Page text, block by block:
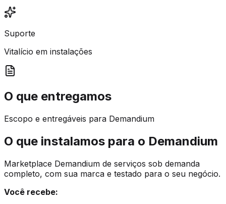
Suporte
Vitalício em instalações
O que entregamos
Escopo e entregáveis para Demandium
O que instalamos para o Demandium
Marketplace Demandium de serviços sob demanda
completo, com sua marca e testado para o seu negócio.
Você recebe: